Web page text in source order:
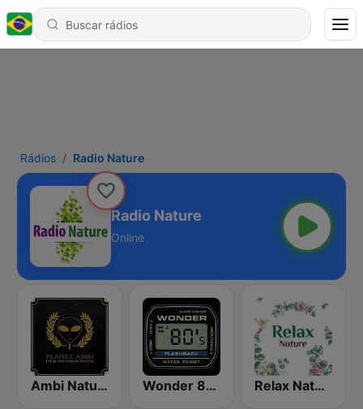
Rádios Radio Nature
Radio Nature
Online
Ambi Nature Radio Wonder 80's Relax Nature